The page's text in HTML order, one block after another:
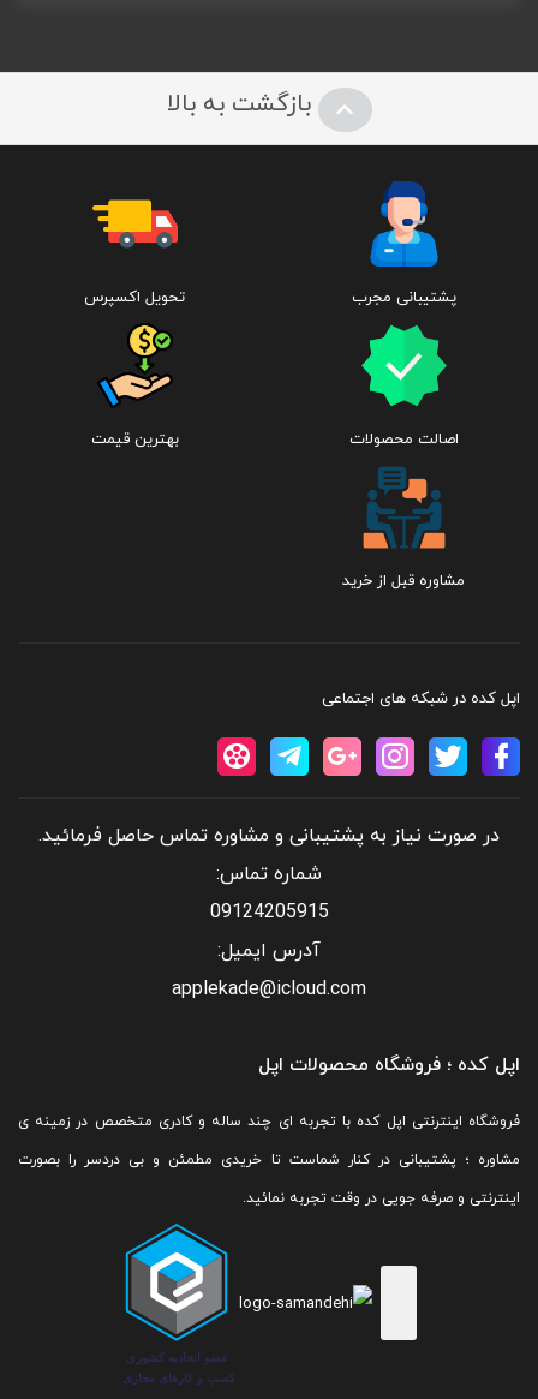
بازگشت به بالا
پشتیبانی مجرب تحویل اکسپرس
اصالت محصولات بهترین قیمت
مشاوره قبل از خرید
اپل کده در شبکه های اجتماعی
در صورت نیاز به پشتیبانی و مشاوره تماس حاصل فرمائید.
شماره تماس:
09124205915
آدرس ایمیل:
applekade@icloud.com
اپل کده ؛ فروشگاه محصولات اپل
فروشگاه اینترنتی اپل کده با تجربه ای چند ساله و کادری متخصص در زمینه ی
مشاوره ؛ پشتیبانی در کنار شماست تا خریدی مطمئن و بی دردسر را بصورت
اینترنتی و صرفه جویی در وقت تجربه نمائید.